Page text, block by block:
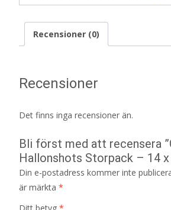
Recensioner (0)
Recensioner
Det finns inga recensioner än.
Bli först med att recensera
Hallonshots Storpack – 14 x
Din e-postadress kommer inte
är märkta *
Ditt betyg *